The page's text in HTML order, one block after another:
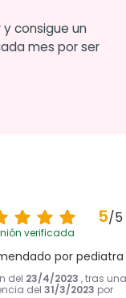
consigue un
mes por ser
5/5
verificada
por pediatra
del 23/4/2023 , tras una
del 31/3/2023 por